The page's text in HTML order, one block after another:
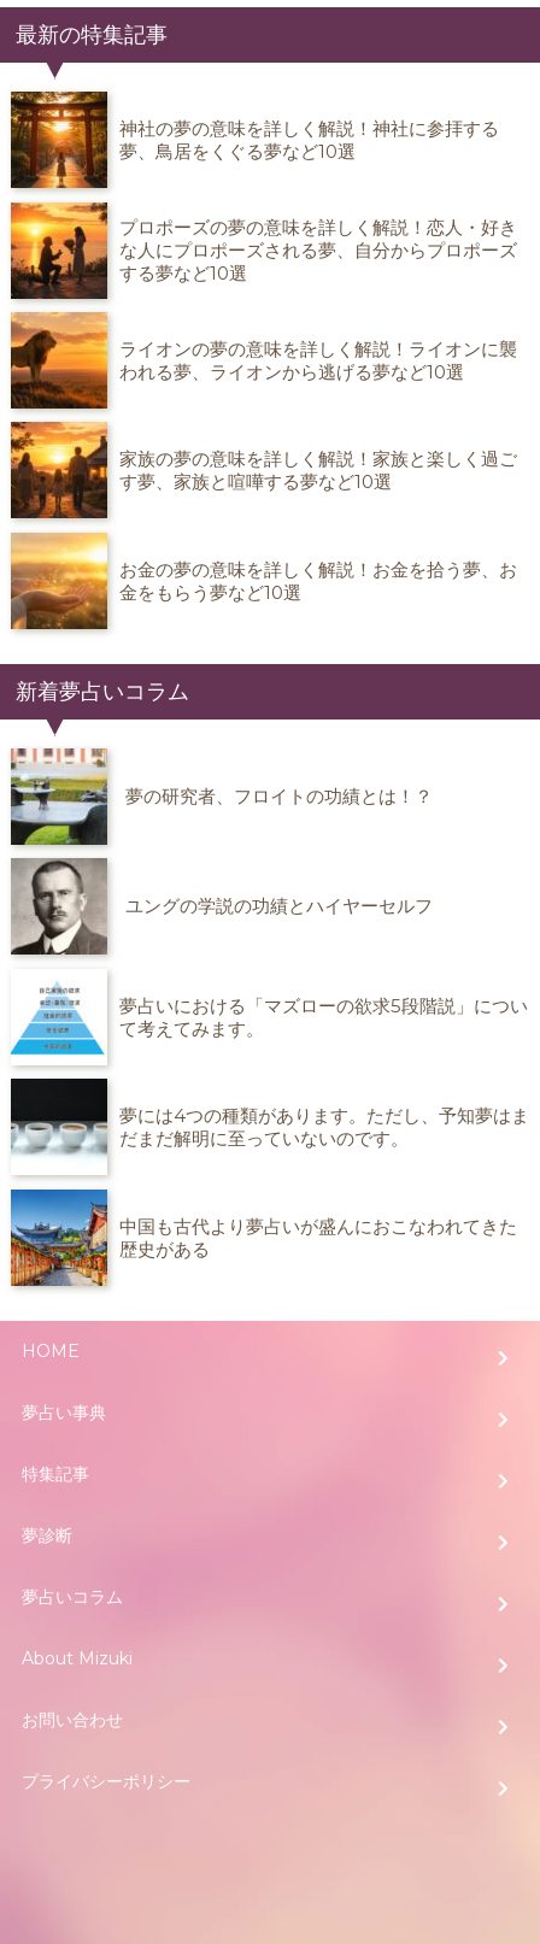
最新の特集記事
神社の夢の意味を詳しく解説！神社に参拝する
夢、鳥居をくぐる夢など10選
プロポーズの夢の意味を詳しく解説！恋人・好き
な人にプロポーズされる夢、自分からプロポーズ
する夢など10選
ライオンの夢の意味を詳しく解説！ライオンに襲
われる夢、ライオンから逃げる夢など10選
家族の夢の意味を詳しく解説！家族と楽しく過ご
す夢、家族と喧嘩する夢など10選
お金の夢の意味を詳しく解説！お金を拾う夢、お
金をもらう夢など10選
新着夢占いコラム
夢の研究者、フロイトの功績とは！？
ユングの学説の功績とハイヤーセルフ
夢占いにおける「マズローの欲求5段階説」につい
て考えてみます。
夢には4つの種類があります。ただし、予知夢はま
だまだ解明に至っていないのです。
中国も古代より夢占いが盛んにおこなわれてきた
歴史がある
HOME
夢占い事典
特集記事
夢診断
夢占いコラム
About Mizuki
お問い合わせ
プライバシーポリシー